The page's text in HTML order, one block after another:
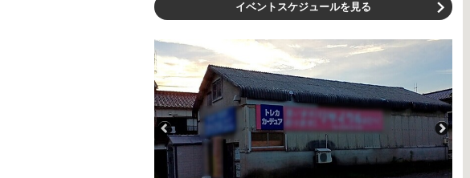
イベントスケジュールを見る